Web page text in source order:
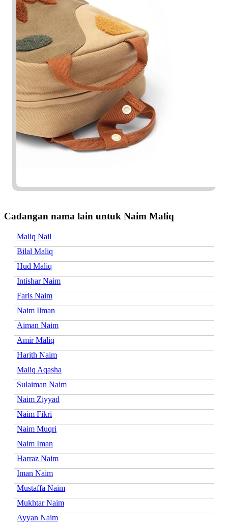
Cadangan nama lain untuk Naim Maliq
Maliq Nail
Bilal Maliq
Hud Maliq
Intishar Naim
Faris Naim
Naim Ilman
Aiman Naim
Amir Maliq
Harith Naim
Maliq Aqasha
Sulaiman Naim
Naim Ziyyad
Naim Fikri
Naim Muqri
Naim Iman
Harraz Naim
Iman Naim
Mustaffa Naim
Mukhtar Naim
Ayyan Naim